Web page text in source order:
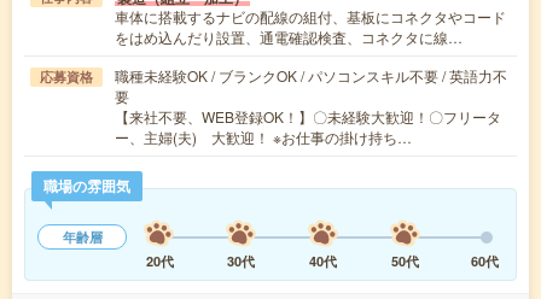
車体に搭載するナビの配線の組付、基板にコネクタやコード
をはめ込んだり設置、通電確認検査、コネクタに線…
応募資格
職種未経験OK / ブランクOK / パソコンスキル不要 / 英語力不
要
【来社不要、WEB登録OK！】〇未経験大歓迎！〇フリータ
ー、主婦(夫) 大歓迎！ ※お仕事の掛け持ち…
職場の雰囲気
年齢層
20代
30代 40代 50代 60代